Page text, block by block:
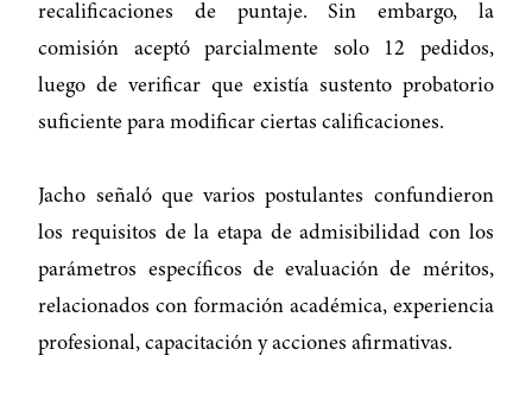
recalificaciones de puntaje. Sin embargo, la
comisión aceptó parcialmente solo 12 pedidos,
luego de verificar que existía sustento probatorio
suficiente para modificar ciertas calificaciones.
Jacho señaló que varios postulantes confundieron
los requisitos de la etapa de admisibilidad con los
parámetros específicos de evaluación de méritos,
relacionados con formación académica, experiencia
profesional, capacitación y acciones afirmativas.